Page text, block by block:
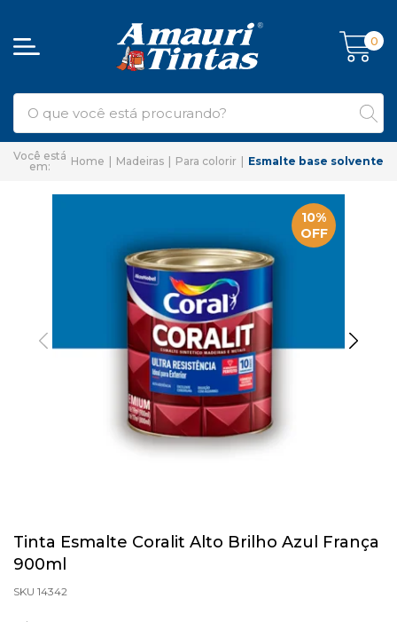
0
Home Madeiras Para colorir Esmalte base solvente
10%
OFF
Tinta Esmalte Coralit Alto Brilho Azul França
900ml
SKU 14342